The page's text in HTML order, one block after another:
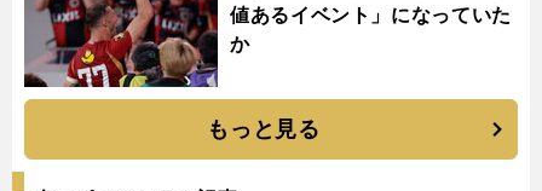
値あるイベント」になっていた
か
もっと見る